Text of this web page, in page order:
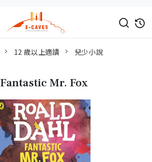
12 歲以上適讀
兒少小說
Fantastic Mr. Fox